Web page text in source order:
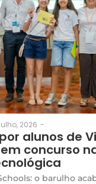
2026 -
alunos de
concurso
o barulho